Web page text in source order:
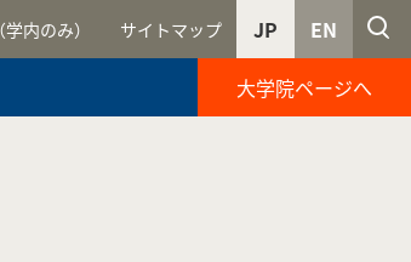
大学院ページへ
内のみ） サイトマップ EN
JP